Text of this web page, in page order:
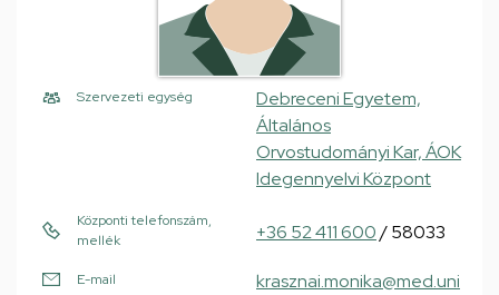
Szervezeti egység
Debreceni Egyetem,
Általános
Orvostudományi Kar, ÁOK
Idegennyelvi Központ
Központi telefonszám,
mellék
+36 52 411 600/ 58033
E-mail
krasznai.monika@med.uni